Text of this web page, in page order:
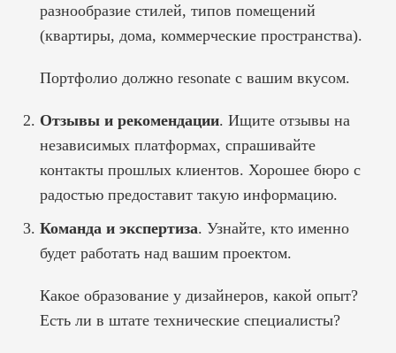
разнообразие стилей, типов помещений
(квартиры, дома, коммерческие пространства).
Портфолио должно resonate с вашим вкусом.
Отзывы и рекомендации. Ищите отзывы на
независимых платформах, спрашивайте
контакты прошлых клиентов. Хорошее бюро с
радостью предоставит такую информацию.
Команда и экспертиза. Узнайте, кто именно
будет работать над вашим проектом.
Какое образование у дизайнеров, какой опыт?
Есть ли в штате технические специалисты?